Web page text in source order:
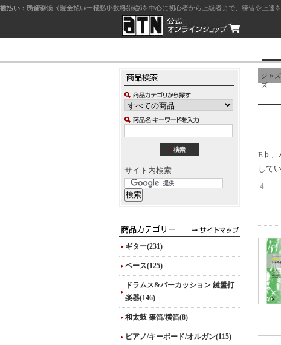
ジャズを中心に初心者から上級者まで、練習や上達
サイト内検索
ギター(231)
ベース(125)
ドラムス&パーカッション 鍵盤打
楽器(146)
和太鼓 篠笛/横笛(8)
ピアノ/キーボード/オルガン(115)
ジャ
ズ
E♭、
して
4
前払い：クレジットカード（一括払い）
後払い：代金引換（現金払い・代引手数料別途）
前払い：PayPay